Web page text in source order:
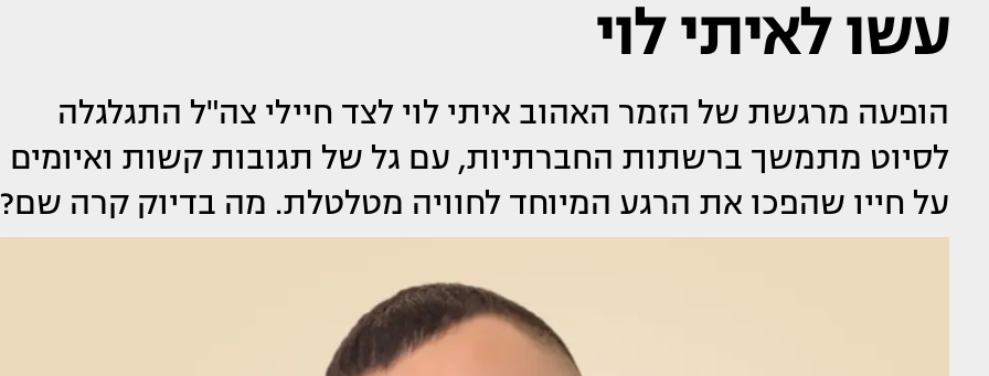
עשו לאיתי לוי
הופעה מרגשת של הזמר האהוב איתי לוי לצד חיילי צה"ל התגלגלה
לסיוט מתמשך ברשתות החברתיות, עם גל של תגובות קשות ואיומים
על חייו שהפכו את הרגע המיוחד לחוויה מטלטלת. מה בדיוק קרה שם?